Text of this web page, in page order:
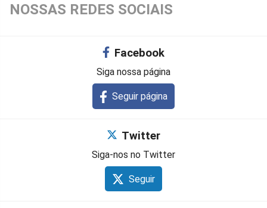
NOSSAS REDES SOCIAIS
Facebook
Siga nossa página
Seguir página
Twitter
Siga-nos no Twitter
Seguir